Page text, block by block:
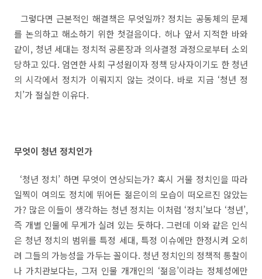
그렇다면 근본적인 해결책은 무엇일까? 정치는 공동체의 문제
를 논의하고 해소하기 위한 첫걸음이다. 허나 앞서 지적한 바와
같이, 청년 세대는 정치적 공론장과 의사결정 과정으로부터 소외
당하고 있다. 엄연한 사회 구성원이자 정책 당사자이기도 한 청년
의 시각에서 정치가 이뤄지지 않는 것이다. 바로 지금 ‘청년 정
치’가 절실한 이유다.
무엇이 청년 정치인가
‘청년 정치’ 하면 무엇이 연상되는가? 혹시 거물 정치인을 따라
일찍이 여의도 정치에 뛰어든 젊은이의 모습이 떠오르진 않았는
가? 많은 이들이 생각하는 청년 정치는 이처럼 ‘정치’보다 ‘청년’,
즉 개별 인물에 무게가 실려 있는 듯하다.그런데 이와 같은 인식
은 청년 정치의 범위를 특정 세대, 특정 이슈에만 한정시켜 오히
려 그들의 가능성을 가두는 꼴이다. 청년 정치인의 정책적 통찰이
나 가치관보다는, 그저 인물 개개인의 ‘젊음’이라는 정체성에만